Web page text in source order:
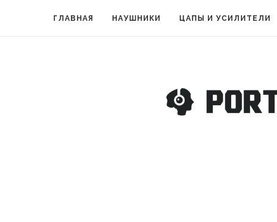
ГЛАВНАЯ НАУШНИКИ ЦАПЫ И УСИЛИТЕЛИ